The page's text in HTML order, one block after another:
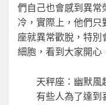
們自己也會感到異常
冷，實際上，他們只
座就異常歡脫，特別
細胞，看到大家開心
天秤座：幽默風
有些人為了達到